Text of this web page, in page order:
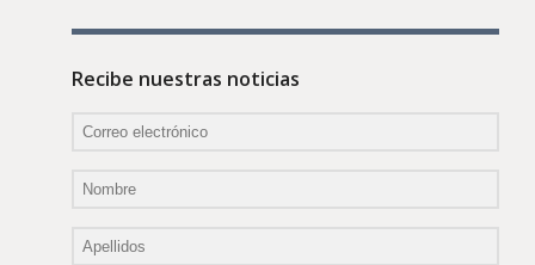
Recibe nuestras noticias